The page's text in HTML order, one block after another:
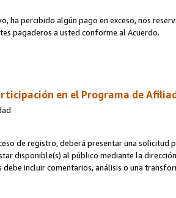
ha percibido algún pago en exceso, nos
pagaderos a usted conforme al Acuerdo.
en el Programa de
de registro, deberá presentar una solicitud
disponible(s) al público mediante la
incluir comentarios, análisis o una